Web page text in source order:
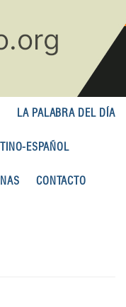
LA PALABRA DEL DÍA
ESPAÑOL
CONTACTO